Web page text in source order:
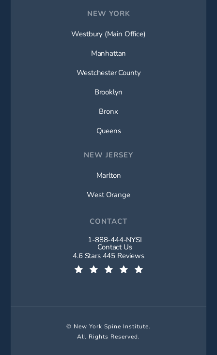
NEW YORK
Westbury (Main Office)
Manhattan
Westchester County
Brooklyn
Bronx
Queens
NEW JERSEY
Marlton
West Orange
CONTACT
Call New York Spine Institute on
1-888-444-NYSI
Contact Us
New York Spine Institute reviews:
4.6 Stars 445 Reviews
© New York Spine Institute.
All Rights Reserved.